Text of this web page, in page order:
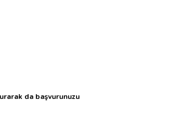
da başvurunuzu